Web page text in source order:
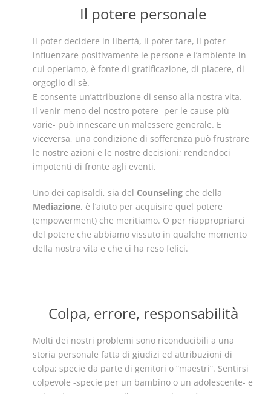
Il potere personale
Il poter decidere in libertà, il poter fare, il poter
influenzare positivamente le persone e l’ambiente in
cui operiamo, è fonte di gratificazione, di piacere, di
orgoglio di sè.
E consente un’attribuzione di senso alla nostra vita.
Il venir meno del nostro potere -per le cause più
varie- può innescare un malessere generale. E
viceversa, una condizione di sofferenza può frustrare
le nostre azioni e le nostre decisioni; rendendoci
impotenti di fronte agli eventi.
Uno dei capisaldi, sia del Counseling che della
Mediazione, è l’aiuto per acquisire quel potere
(empowerment) che meritiamo. O per riappropriarci
del potere che abbiamo vissuto in qualche momento
della nostra vita e che ci ha reso felici.
Colpa, errore, responsabilità
Molti dei nostri problemi sono riconducibili a una
storia personale fatta di giudizi ed attribuzioni di
colpa; specie da parte di genitori o “maestri”. Sentirsi
colpevole -specie per un bambino o un adolescente- e